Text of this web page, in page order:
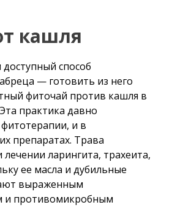
кашля
способ
— готовить из него
фиточай против кашля в
практика давно
фитотерапии, и в
препаратах. Трава
лечении ларингита, трахеита,
ее масла и дубильные
выраженным
и противомикробным